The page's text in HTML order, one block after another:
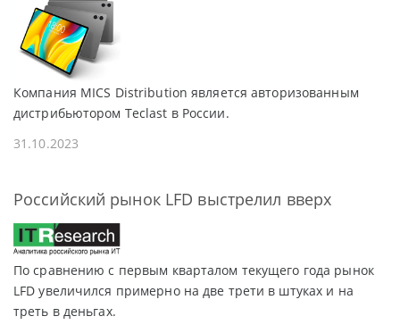
Компания MICS Distribution является авторизованным
дистрибьютором Teclast в России.
31.10.2023
Российский рынок LFD выстрелил вверх
По сравнению с первым кварталом текущего года рынок
LFD увеличился примерно на две трети в штуках и на
треть в деньгах.